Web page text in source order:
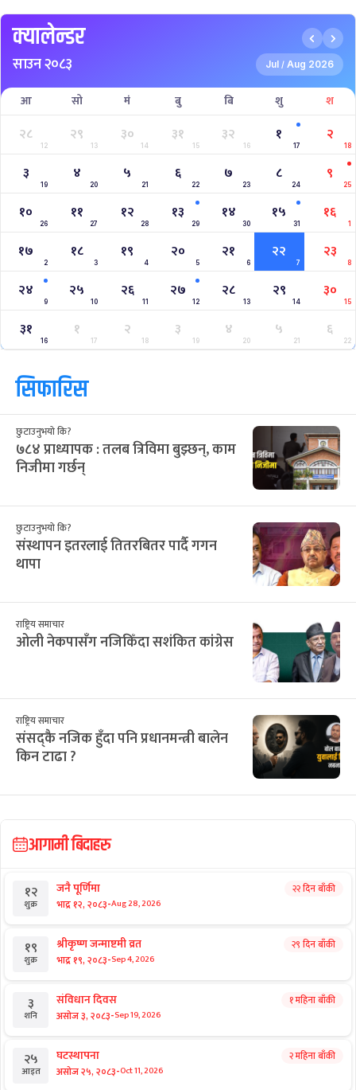
क्यालेन्डर
साउन २०८३ Jul / Aug 2026
आ सो मं बु बि शु श
२८
12
२९
13
३०
14
३१
15
३२
16
१
17
२
18
३
19
४
20
५
21
६
22
७
23
८
24
९
25
१०
26
११
27
१२
28
१३
29
१४
30
१५
31
१६
1
१७
2
१८
3
१९
4
२०
5
२१
6
२२
7
२३
8
२४
9
२५
10
२६
11
२७
12
२८
13
२९
14
३०
15
३१
16
१
17
२
18
३
19
४
20
५
21
६
22
सिफारिस
छुटाउनुभयो कि?
७८४ प्राध्यापक : तलब त्रिविमा बुझ्छन्, काम
निजीमा गर्छन्
छुटाउनुभयो कि?
संस्थापन इतरलाई तितरबितर पार्दै गगन
थापा
राष्ट्रिय समाचार
ओली नेकपासँग नजिकिँदा सशंकित कांग्रेस
राष्ट्रिय समाचार
संसद्कै नजिक हुँदा पनि प्रधानमन्त्री बालेन
किन टाढा ?
आगामी बिदाहरु
१२
शुक्र
जनै पूर्णिमा
भाद्र १२, २०८३-Aug 28, 2026
२२ दिन बाँकी
१९
शुक्र
श्रीकृष्ण जन्माष्टमी व्रत
भाद्र १९, २०८३-Sep 4, 2026
२९ दिन बाँकी
३
शनि
संविधान दिवस
असोज ३, २०८३-Sep 19, 2026
१ महिना बाँकी
२५
आइत
घटस्थापना
असोज २५, २०८३-Oct 11, 2026
२ महिना बाँकी